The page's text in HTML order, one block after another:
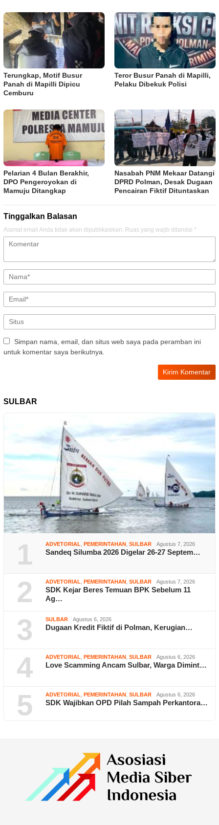
Terungkap, Motif Busur
Panah di Mapilli Dipicu
Cemburu
Teror Busur Panah di Mapilli,
Pelaku Dibekuk Polisi
Pelarian 4 Bulan Berakhir,
DPO Pengeroyokan di
Mamuju Ditangkap
Nasabah PNM Mekaar Datangi
DPRD Polman, Desak Dugaan
Pencairan Fiktif Dituntaskan
Tinggalkan Balasan
Alamat email Anda tidak akan dipublikasikan. Ruas yang wajib ditandai *
Simpan nama, email, dan situs web saya pada peramban ini
untuk komentar saya berikutnya.
SULBAR
1 ADVETORIAL PEMERINTAHAN SULBAR Agustus 7, 2026
Sandeq Silumba 2026 Digelar 26-27 Septem…
2 ADVETORIAL PEMERINTAHAN SULBAR Agustus 7, 2026
SDK Kejar Beres Temuan BPK Sebelum 11
Ag…
3 SULBAR Agustus 6, 2026
Dugaan Kredit Fiktif di Polman, Kerugian…
4 ADVETORIAL PEMERINTAHAN SULBAR Agustus 6, 2026
Love Scamming Ancam Sulbar, Warga Dimint…
5 ADVETORIAL PEMERINTAHAN SULBAR Agustus 6, 2026
SDK Wajibkan OPD Pilah Sampah Perkantora…